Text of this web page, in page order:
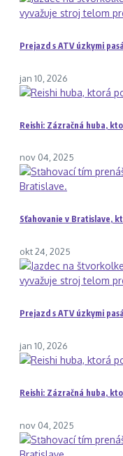
Prejazd s ATV úzkymi
jan 10, 2026
Reishi: Zázračná huba,
nov 04, 2025
Sťahovanie v Bratislave,
okt 24, 2025
Prejazd s ATV úzkymi
jan 10, 2026
Reishi: Zázračná huba,
nov 04, 2025